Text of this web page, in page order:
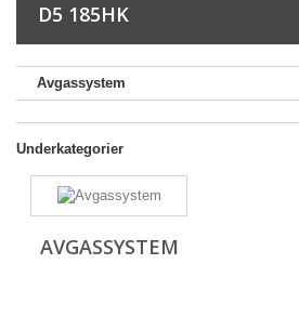
D5 185HK
Avgassystem
Underkategorier
AVGASSYSTEM